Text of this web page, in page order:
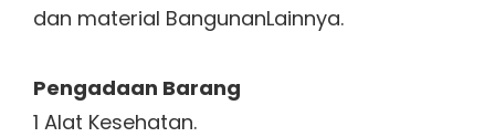
dan material BangunanLainnya.
Pengadaan Barang
1 Alat Kesehatan.